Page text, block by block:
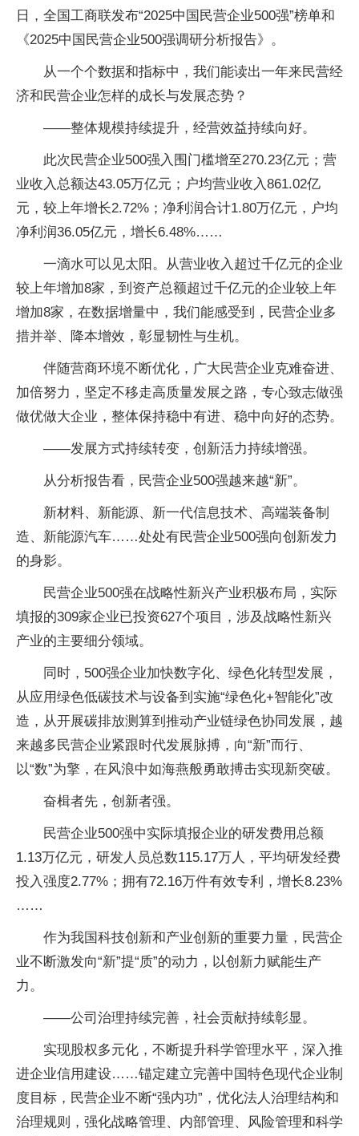
日，全国工商联发布“2025中国民营企业500强”榜单和
《2025中国民营企业500强调研分析报告》。
从一个个数据和指标中，我们能读出一年来民营经
济和民营企业怎样的成长与发展态势？
——整体规模持续提升，经营效益持续向好。
此次民营企业500强入围门槛增至270.23亿元；营
业收入总额达43.05万亿元；户均营业收入861.02亿
元，较上年增长2.72%；净利润合计1.80万亿元，户均
净利润36.05亿元，增长6.48%……
一滴水可以见太阳。从营业收入超过千亿元的企业
较上年增加8家，到资产总额超过千亿元的企业较上年
增加8家，在数据增量中，我们能感受到，民营企业多
措并举、降本增效，彰显韧性与生机。
伴随营商环境不断优化，广大民营企业克难奋进、
加倍努力，坚定不移走高质量发展之路，专心致志做强
做优做大企业，整体保持稳中有进、稳中向好的态势。
——发展方式持续转变，创新活力持续增强。
从分析报告看，民营企业500强越来越“新”。
新材料、新能源、新一代信息技术、高端装备制
造、新能源汽车……处处有民营企业500强向创新发力
的身影。
民营企业500强在战略性新兴产业积极布局，实际
填报的309家企业已投资627个项目，涉及战略性新兴
产业的主要细分领域。
同时，500强企业加快数字化、绿色化转型发展，
从应用绿色低碳技术与设备到实施“绿色化+智能化”改
造，从开展碳排放测算到推动产业链绿色协同发展，越
来越多民营企业紧跟时代发展脉搏，向“新”而行、
以“数”为擎，在风浪中如海燕般勇敢搏击实现新突破。
奋楫者先，创新者强。
民营企业500强中实际填报企业的研发费用总额
1.13万亿元，研发人员总数115.17万人，平均研发经费
投入强度2.77%；拥有72.16万件有效专利，增长8.23%
……
作为我国科技创新和产业创新的重要力量，民营企
业不断激发向“新”提“质”的动力，以创新力赋能生产
力。
——公司治理持续完善，社会贡献持续彰显。
实现股权多元化，不断提升科学管理水平，深入推
进企业信用建设……锚定建立完善中国特色现代企业制
度目标，民营企业不断“强内功”，优化法人治理结构和
治理规则，强化战略管理、内部管理、风险管理和科学